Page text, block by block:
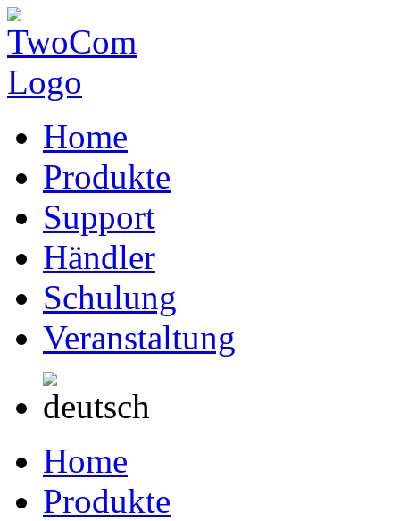
Home
Produkte
Support
Händler
Schulung
Veranstaltung
Home
Produkte